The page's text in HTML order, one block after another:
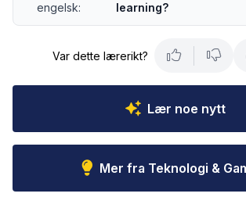
engelsk:
learning?
Var dette lærerikt?
Lær noe nytt
Mer fra Teknologi &